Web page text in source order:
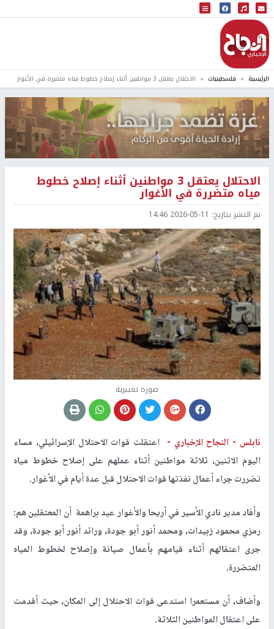
البث المباشر
إذاعة النجاح
الرئيسية فلسطينيات الاحتلال يعتقل 3 مواطنين أثناء إصلاح خطوط مياه متضررة في الأغوار
الاحتلال يعتقل 3 مواطنين أثناء إصلاح خطوط
مياه متضررة في الأغوار
تم النشر بتاريخ: 2026-05-11 14:46
صورة تعبيرية
نابلس - النجاح الإخباري - اعتقلت قوات الاحتلال الإسرائيلي، مساء
اليوم الاثنين، ثلاثة مواطنين أثناء عملهم على إصلاح خطوط مياه
تضررت جراء أعمال نفذتها قوات الاحتلال قبل عدة أيام في الأغوار.
وأفاد مدير نادي الأسير في أريحا والأغوار عيد براهمة أن المعتقلين هم:
رمزي محمود زبيدات، ومحمد أنور أبو جودة، ورائد أنور أبو جودة، وقد
جرى اعتقالهم أثناء قيامهم بأعمال صيانة وإصلاح لخطوط المياه
المتضررة.
وأضاف، أن مستعمرا استدعى قوات الاحتلال إلى المكان، حيث أقدمت
على اعتقال المواطنين الثلاثة.